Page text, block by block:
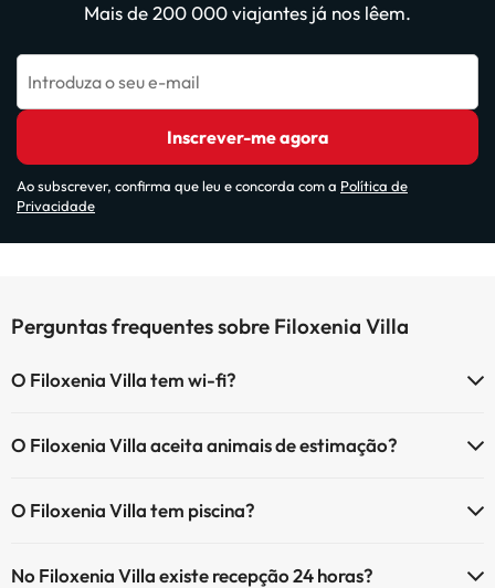
Mais de 200 000 viajantes já nos lêem.
Introduza o seu e-mail
Inscrever-me agora
Ao subscrever, confirma que leu e concorda com a Política de
Privacidade
Perguntas frequentes sobre Filoxenia Villa
O Filoxenia Villa tem wi-fi?
O Filoxenia Villa aceita animais de estimação?
pagamento directo no local). Consulte as condições.
O Filoxenia Villa tem piscina?
mais info sobre a piscina e outras facilidades.
No Filoxenia Villa existe recepção 24 horas?